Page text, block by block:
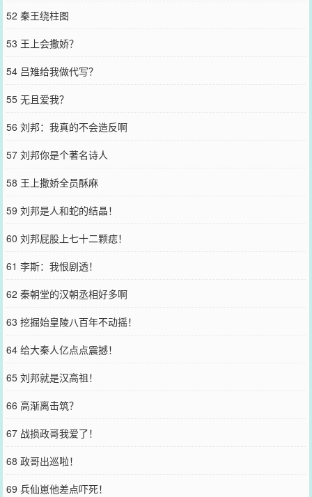
52 秦王绕柱图
53 王上会撒娇？
54 吕雉给我做代写？
55 无且爱我？
56 刘邦：我真的不会造反啊
57 刘邦你是个著名诗人
58 王上撒娇全员酥麻
59 刘邦是人和蛇的结晶！
60 刘邦屁股上七十二颗痣！
61 李斯：我恨剧透！
62 秦朝堂的汉朝丞相好多啊
63 挖掘始皇陵八百年不动摇！
64 给大秦人亿点点震撼！
65 刘邦就是汉高祖！
66 高渐离击筑？
67 战损政哥我爱了！
68 政哥出巡啦！
69 兵仙崽他差点吓死！